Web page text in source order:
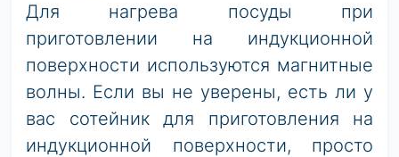
Для нагрева посуды при
приготовлении на индукционной
поверхности используются магнитные
волны. Если вы не уверены, есть ли у
вас сотейник для приготовления на
индукционной поверхности, просто